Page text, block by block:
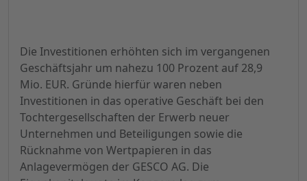
Die Investitionen erhöhten sich im vergangenen
Geschäftsjahr um nahezu 100 Prozent auf 28,9
Mio. EUR. Gründe hierfür waren neben
Investitionen in das operative Geschäft bei den
Tochtergesellschaften der Erwerb neuer
Unternehmen und Beteiligungen sowie die
Rücknahme von Wertpapieren in das
Anlagevermögen der GESCO AG. Die